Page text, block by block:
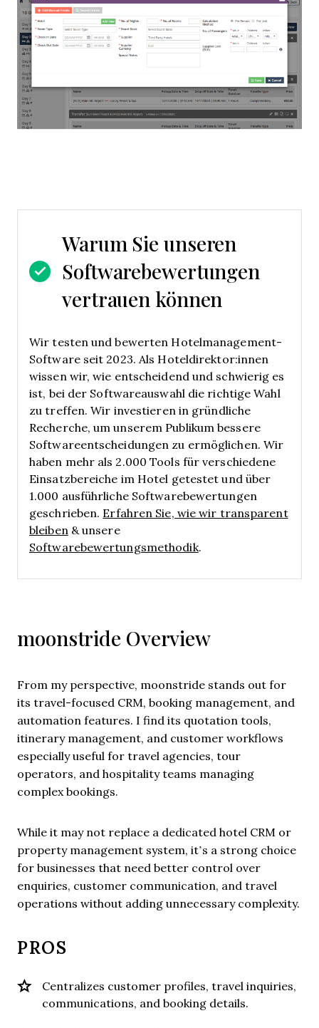
Warum Sie unseren
Softwarebewertungen
vertrauen können
Wir testen und bewerten Hotelmanagement-
Software seit 2023. Als Hoteldirektor:innen
wissen wir, wie entscheidend und schwierig es
ist, bei der Softwareauswahl die richtige Wahl
zu treffen. Wir investieren in gründliche
Recherche, um unserem Publikum bessere
Softwareentscheidungen zu ermöglichen. Wir
haben mehr als 2.000 Tools für verschiedene
Einsatzbereiche im Hotel getestet und über
1.000 ausführliche Softwarebewertungen
geschrieben. Erfahren Sie, wie wir transparent
bleiben & unsere
Softwarebewertungsmethodik.
moonstride Overview
From my perspective, moonstride stands out for
its travel-focused CRM, booking management, and
automation features. I find its quotation tools,
itinerary management, and customer workflows
especially useful for travel agencies, tour
operators, and hospitality teams managing
complex bookings.
While it may not replace a dedicated hotel CRM or
property management system, it’s a strong choice
for businesses that need better control over
enquiries, customer communication, and travel
operations without adding unnecessary complexity.
PROS
Centralizes customer profiles, travel inquiries,
communications, and booking details.